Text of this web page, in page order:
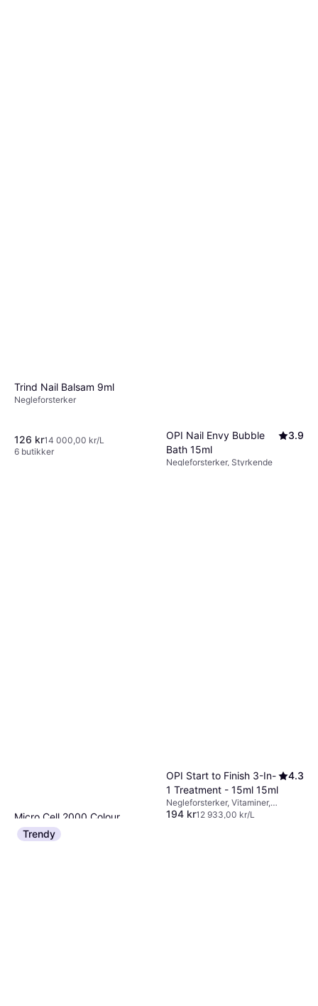
Trind Nail Balsam 9ml
Negleforsterker
126 kr14 000,00 kr/L
6 butikker
OPI Nail Envy Bubble
Bath 15ml
3.9
Negleforsterker, Styrkende
Micro Cell 2000 Colour
Repair Soft Taupe
Negleforsterker
OPI Start to Finish 3-In-
1 Treatment - 15ml 15ml
4.3
Negleforsterker, Vitaminer,
Styrkende
194 kr12 933,00 kr/L
Trendy